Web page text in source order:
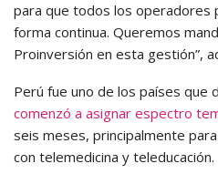
para que todos los operadores
forma continua. Queremos
Proinversión en esta gestión”,
Perú fue uno de los países que
comenzó a asignar espectro
seis meses, principalmente
con telemedicina y teleducación.